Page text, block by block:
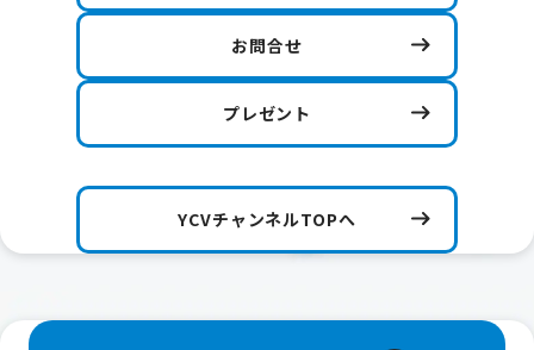
お問合せ
プレゼント
YCVチャンネルTOPへ